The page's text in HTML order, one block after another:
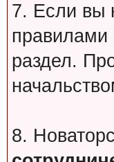
7. Если вы
правилами
раздел.
8.